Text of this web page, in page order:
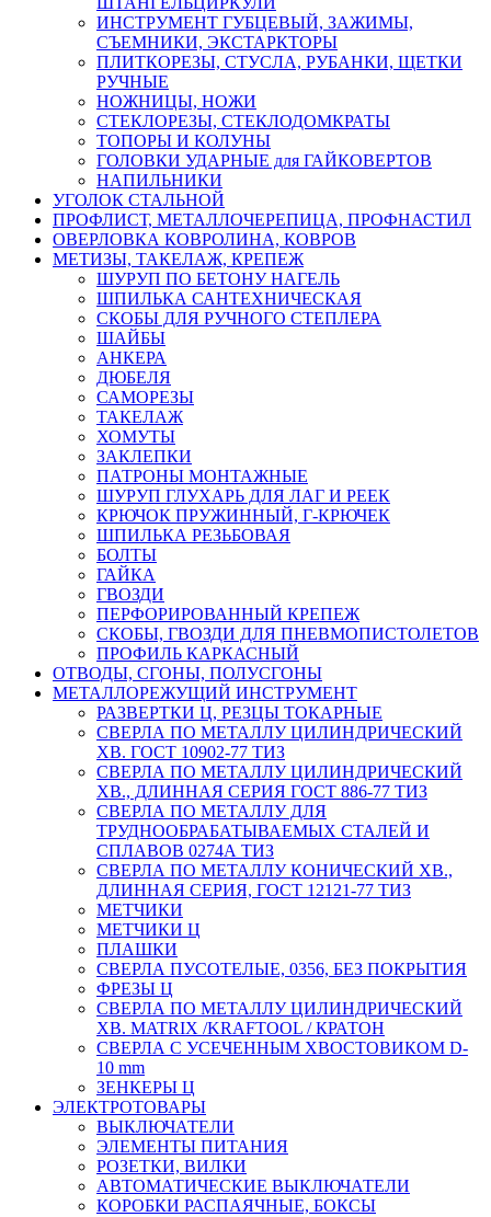
ИНСТРУМЕНТ ГУБЦЕВЫЙ, ЗАЖИМЫ,
СЪЕМНИКИ, ЭКСТАРКТОРЫ
ПЛИТКОРЕЗЫ, СТУСЛА, РУБАНКИ, ЩЕТКИ
РУЧНЫЕ
НОЖНИЦЫ, НОЖИ
СТЕКЛОРЕЗЫ, СТЕКЛОДОМКРАТЫ
ТОПОРЫ И КОЛУНЫ
ГОЛОВКИ УДАРНЫЕ для ГАЙКОВЕРТОВ
НАПИЛЬНИКИ
УГОЛОК СТАЛЬНОЙ
ПРОФЛИСТ, МЕТАЛЛОЧЕРЕПИЦА, ПРОФНАСТИЛ
ОВЕРЛОВКА КОВРОЛИНА, КОВРОВ
МЕТИЗЫ, ТАКЕЛАЖ, КРЕПЕЖ
ШУРУП ПО БЕТОНУ НАГЕЛЬ
ШПИЛЬКА САНТЕХНИЧЕСКАЯ
СКОБЫ ДЛЯ РУЧНОГО СТЕПЛЕРА
ШАЙБЫ
АНКЕРА
ДЮБЕЛЯ
САМОРЕЗЫ
ТАКЕЛАЖ
ХОМУТЫ
ЗАКЛЕПКИ
ПАТРОНЫ МОНТАЖНЫЕ
ШУРУП ГЛУХАРЬ ДЛЯ ЛАГ И РЕЕК
КРЮЧОК ПРУЖИННЫЙ, Г-КРЮЧЕК
ШПИЛЬКА РЕЗЬБОВАЯ
БОЛТЫ
ГАЙКА
ГВОЗДИ
ПЕРФОРИРОВАННЫЙ КРЕПЕЖ
СКОБЫ, ГВОЗДИ ДЛЯ ПНЕВМОПИСТОЛЕТОВ
ПРОФИЛЬ КАРКАСНЫЙ
ОТВОДЫ, СГОНЫ, ПОЛУСГОНЫ
МЕТАЛЛОРЕЖУЩИЙ ИНСТРУМЕНТ
РАЗВЕРТКИ Ц, РЕЗЦЫ ТОКАРНЫЕ
СВЕРЛА ПО МЕТАЛЛУ ЦИЛИНДРИЧЕСКИЙ
ХВ. ГОСТ 10902-77 ТИЗ
СВЕРЛА ПО МЕТАЛЛУ ЦИЛИНДРИЧЕСКИЙ
ХВ., ДЛИННАЯ СЕРИЯ ГОСТ 886-77 ТИЗ
СВЕРЛА ПО МЕТАЛЛУ ДЛЯ
ТРУДНООБРАБАТЫВАЕМЫХ СТАЛЕЙ И
СПЛАВОВ 0274А ТИЗ
СВЕРЛА ПО МЕТАЛЛУ КОНИЧЕСКИЙ ХВ.,
ДЛИННАЯ СЕРИЯ, ГОСТ 12121-77 ТИЗ
МЕТЧИКИ
МЕТЧИКИ Ц
ПЛАШКИ
СВЕРЛА ПУСОТЕЛЫЕ, 0356, БЕЗ ПОКРЫТИЯ
ФРЕЗЫ Ц
СВЕРЛА ПО МЕТАЛЛУ ЦИЛИНДРИЧЕСКИЙ
ХВ. MATRIX /KRAFTOOL / КРАТОН
СВЕРЛА С УСЕЧЕННЫМ ХВОСТОВИКОМ D-
10 mm
ЗЕНКЕРЫ Ц
ЭЛЕКТРОТОВАРЫ
ВЫКЛЮЧАТЕЛИ
ЭЛЕМЕНТЫ ПИТАНИЯ
РОЗЕТКИ, ВИЛКИ
АВТОМАТИЧЕСКИЕ ВЫКЛЮЧАТЕЛИ
КОРОБКИ РАСПАЯЧНЫЕ, БОКСЫ